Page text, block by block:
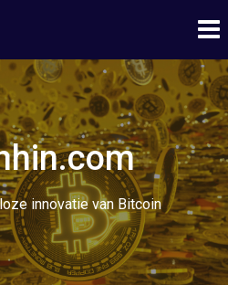
innovatie van Bitcoin